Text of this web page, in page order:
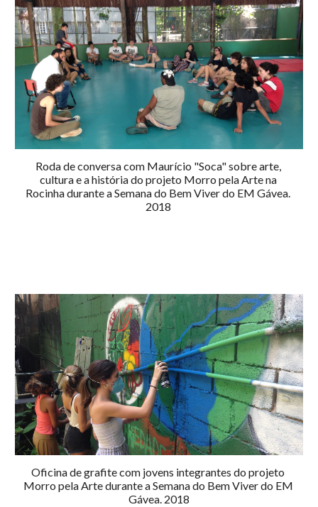
Roda de conversa com Maurício "Soca" sobre arte,
cultura e a história do projeto Morro pela Arte na
Rocinha durante a Semana do Bem Viver do EM Gávea.
2018
Oficina de grafite com jovens integrantes do projeto
Morro pela Arte durante a Semana do Bem Viver do EM
Gávea. 2018